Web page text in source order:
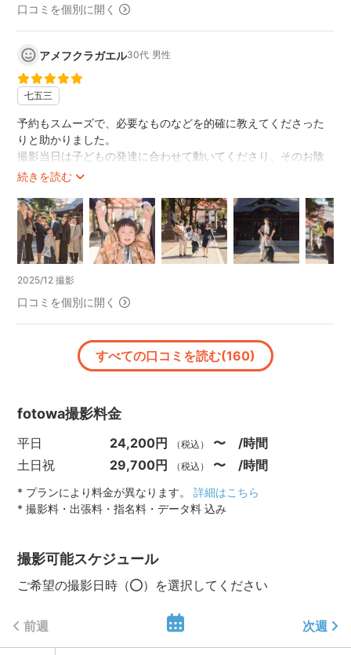
・2014年 福生 Repair Plant「encount」
"撮影"
Steve Eto（パーカッショ二スト）竹内空豆（舞踏家）古里和
歌子（ダンサー）板垣朝子（ダンサー）DEXTER（バンド）な
ど…
ホームページにもギャラリーがあるのでよろしければ見て下
さい。
https://www.hiroyukifujiwara.com
.
.
-LOOP-
らのぞいてみてください。
口コミを個別に開く
アメフクラガエル30代 男性
七五三
続きを読む
予約もスムーズで、必要なものなどを的確に教えてくださった
りと助かりました。
撮影当日は子どもの発達に合わせて動いてくださり、そのお陰
もあって終始ご機嫌よく撮影出来、普段撮ることのできない表
子どもが中々話さなかったオモチャも撮って下さり、それに子
どもは大喜びでした。
家族一同大満足です！
また何か機会があれば藤原さまにお願いしたいと思っていま
素敵なフォトグラファーさまでした。
ありがとうございました！
2025/12 撮影
口コミを個別に開く
すべての口コミを読む(160)
fotowa撮影料金
平日 24,200円 （税込）
〜 /時間
土日祝
29,700円 （税込） 〜 /時間
* プランにより料金が異なります。詳細はこちら
* 撮影料・出張料・指名料・データ料 込み
撮影可能スケジュール
ご希望の撮影日時（ ）を選択してください
前週 次週